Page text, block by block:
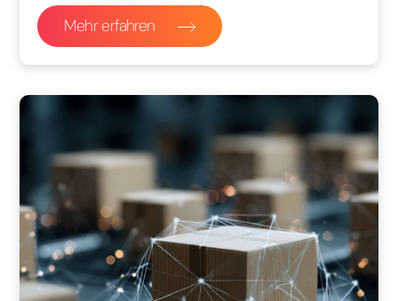
Mehr erfahren